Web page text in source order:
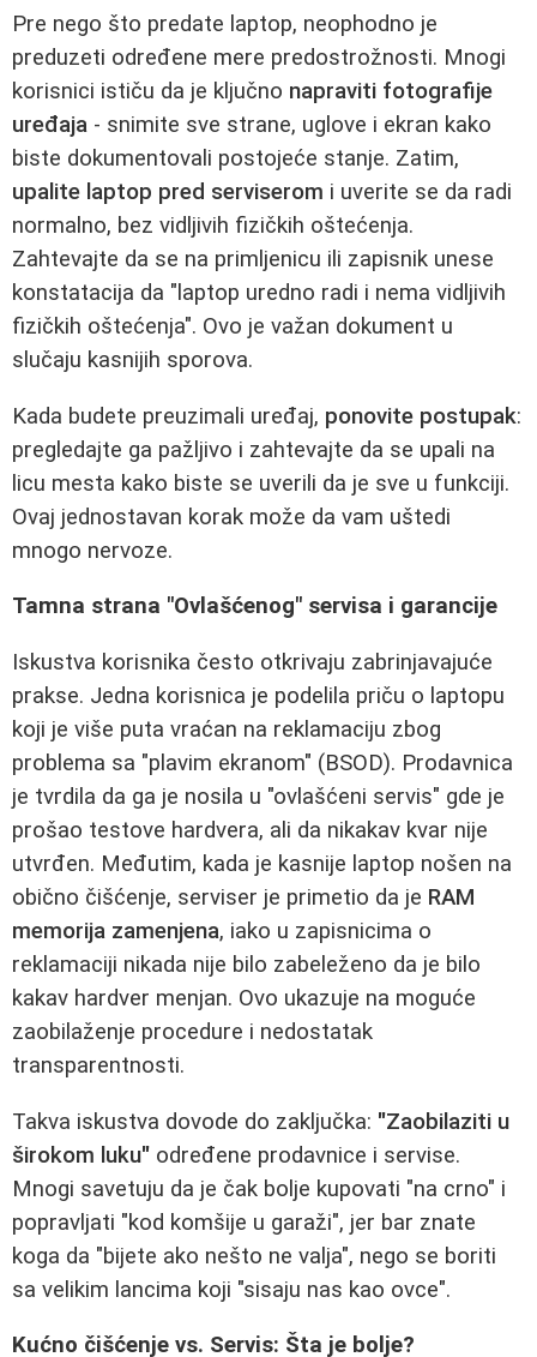
Pre nego što predate laptop, neophodno je
preduzeti određene mere predostrožnosti. Mnogi
korisnici ističu da je ključno napraviti fotografije
uređaja - snimite sve strane, uglove i ekran kako
biste dokumentovali postojeće stanje. Zatim,
upalite laptop pred serviserom i uverite se da radi
normalno, bez vidljivih fizičkih oštećenja.
Zahtevajte da se na primljenicu ili zapisnik unese
konstatacija da "laptop uredno radi i nema vidljivih
fizičkih oštećenja". Ovo je važan dokument u
slučaju kasnijih sporova.
Kada budete preuzimali uređaj, ponovite postupak:
pregledajte ga pažljivo i zahtevajte da se upali na
licu mesta kako biste se uverili da je sve u funkciji.
Ovaj jednostavan korak može da vam uštedi
mnogo nervoze.
Tamna strana "Ovlašćenog" servisa i garancije
Iskustva korisnika često otkrivaju zabrinjavajuće
prakse. Jedna korisnica je podelila priču o laptopu
koji je više puta vraćan na reklamaciju zbog
problema sa "plavim ekranom" (BSOD). Prodavnica
je tvrdila da ga je nosila u "ovlašćeni servis" gde je
prošao testove hardvera, ali da nikakav kvar nije
utvrđen. Međutim, kada je kasnije laptop nošen na
obično čišćenje, serviser je primetio da je RAM
memorija zamenjena, iako u zapisnicima o
reklamaciji nikada nije bilo zabeleženo da je bilo
kakav hardver menjan. Ovo ukazuje na moguće
zaobilaženje procedure i nedostatak
transparentnosti.
Takva iskustva dovode do zaključka: "Zaobilaziti u
širokom luku" određene prodavnice i servise.
Mnogi savetuju da je čak bolje kupovati "na crno" i
popravljati "kod komšije u garaži", jer bar znate
koga da "bijete ako nešto ne valja", nego se boriti
sa velikim lancima koji "sisaju nas kao ovce".
Kućno čišćenje vs. Servis: Šta je bolje?